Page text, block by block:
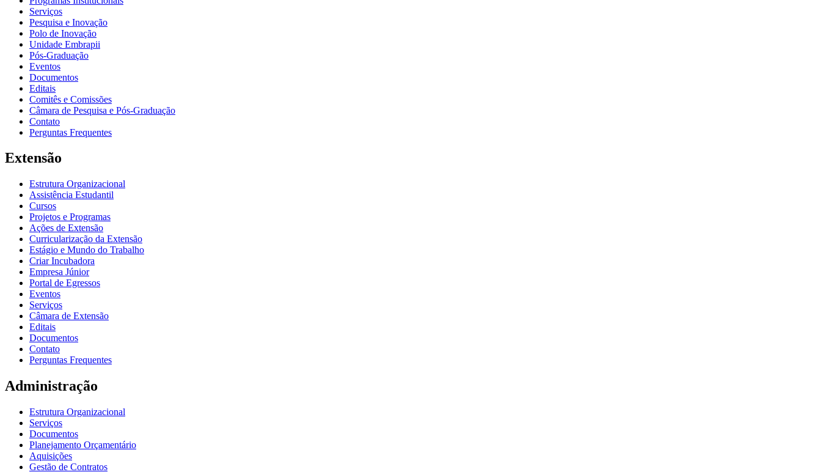
Serviços
Pesquisa e Inovação
Polo de Inovação
Unidade Embrapii
Pós-Graduação
Eventos
Documentos
Editais
Comitês e Comissões
Câmara de Pesquisa e Pós-Graduação
Contato
Perguntas Frequentes
Extensão
Estrutura Organizacional
Assistência Estudantil
Cursos
Projetos e Programas
Ações de Extensão
Curricularização da Extensão
Estágio e Mundo do Trabalho
Criar Incubadora
Empresa Júnior
Portal de Egressos
Eventos
Serviços
Câmara de Extensão
Editais
Documentos
Contato
Perguntas Frequentes
Administração
Estrutura Organizacional
Serviços
Documentos
Planejamento Orçamentário
Aquisições
Gestão de Contratos